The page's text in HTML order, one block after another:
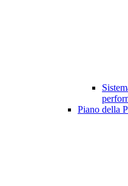
Piano della